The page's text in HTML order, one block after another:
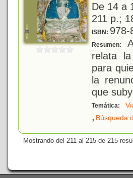
De 14 a
211 p.;
ISBN: 978-
Resumen:
relata
para
la
que
Temática:
, Búsqueda
Mostrando del 211 al 215 de 215